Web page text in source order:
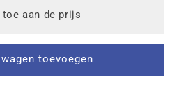
toe aan de prijs
toevoegen